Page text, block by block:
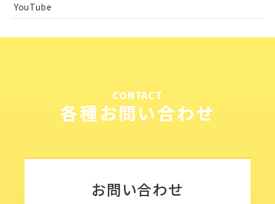
YouTube
CONTACT
各種お問い合わせ
お問い合わせ